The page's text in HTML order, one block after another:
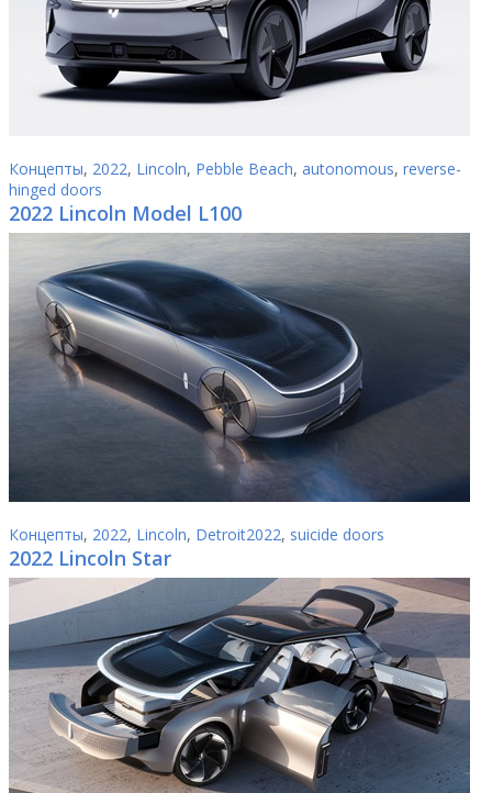
Концепты, 2022, Lincoln, Pebble Beach, autonomous, reverse-
hinged doors
2022 Lincoln Model L100
Концепты, 2022, Lincoln, Detroit2022, suicide doors
2022 Lincoln Star